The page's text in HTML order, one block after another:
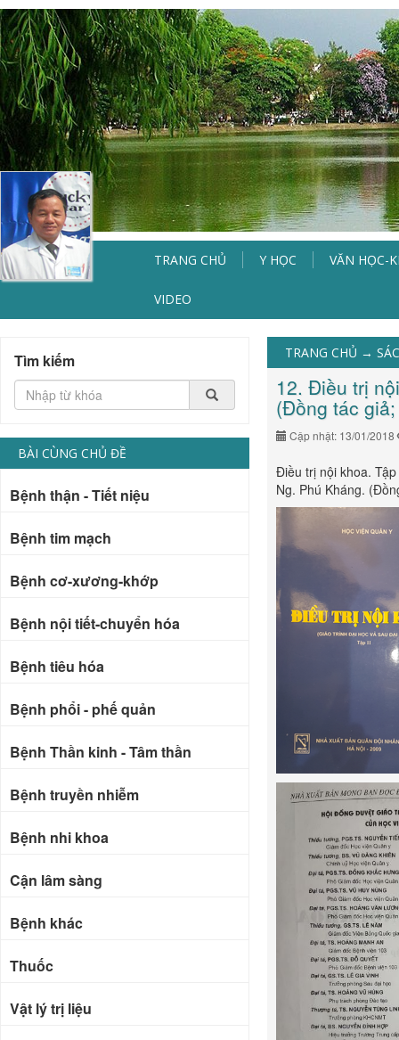
TRANG CHỦ Y HỌC VĂN HỌC-
VIDEO
TRANG CHỦ →
12. Điều trị
(Đồng tác
Cập nhật: 13/01/2018
Điều trị nội khoa.
Ng. Phú Kháng.
Tìm kiếm
BÀI CÙNG CHỦ ĐỀ
Bệnh thận - Tiết niệu
Bệnh tim mạch
Bệnh cơ-xương-khớp
Bệnh nội tiết-chuyển hóa
Bệnh tiêu hóa
Bệnh phổi - phế quản
Bệnh Thần kinh - Tâm thần
Bệnh truyền nhiễm
Bệnh nhi khoa
Cận lâm sàng
Bệnh khác
Thuốc
Vật lý trị liệu